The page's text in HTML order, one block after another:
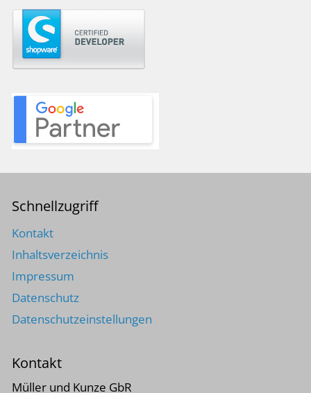
Schnellzugriff
Kontakt
Inhaltsverzeichnis
Impressum
Datenschutz
Datenschutzeinstellungen
Kontakt
Müller und Kunze GbR